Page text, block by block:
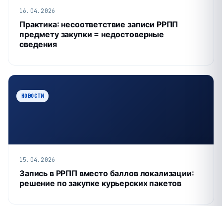
16.04.2026
Практика: несоответствие записи РРПП
предмету закупки = недостоверные
сведения
НОВОСТИ
15.04.2026
Запись в РРПП вместо баллов локализации:
решение по закупке курьерских пакетов